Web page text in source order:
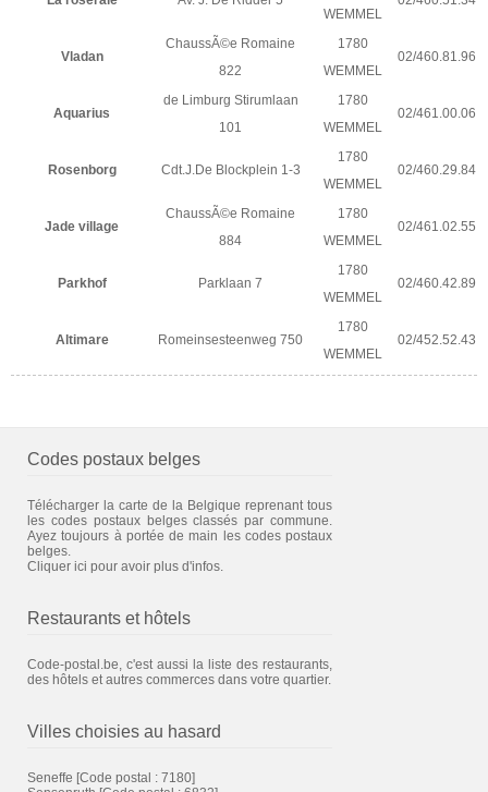
WEMMEL
Vladan
ChaussÃ©e Romaine
822
1780
WEMMEL
02/460.81.96
Aquarius
de Limburg Stirumlaan
101
1780
WEMMEL
02/461.00.06
Rosenborg Cdt.J.De Blockplein 1-3
1780
WEMMEL
02/460.29.84
Jade village
ChaussÃ©e Romaine
884
1780
WEMMEL
02/461.02.55
Parkhof Parklaan 7
1780
WEMMEL
02/460.42.89
Altimare Romeinsesteenweg 750
1780
WEMMEL
02/452.52.43
Codes postaux belges
Télécharger la carte de la Belgique reprenant tous
les codes postaux belges classés par commune.
Ayez toujours à portée de main les codes postaux
belges.
Cliquer ici pour avoir plus d'infos.
Restaurants et hôtels
Code-postal.be, c'est aussi la liste des restaurants,
des hôtels et autres commerces dans votre quartier.
Villes choisies au hasard
Seneffe [Code postal : 7180]